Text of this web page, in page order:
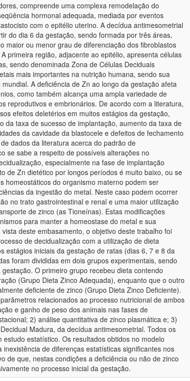
compreende uma complexa remodelação do
hormonal adequada, mediada por eventos
com o epitélio uterino. A decídua antimesometrial
do dia 6 da gestação, sendo formada por três áreas,
maior ou menor grau de diferenciação dos fibroblastos
primeira região, adjacente ao epitélio, apresenta células
sendo denominada Zona de Células Deciduais
mais importantes na nutrição humana, sendo sua
A deficiência de Zn ao longo da gestação afeta
como também alcança uma ampla variedade de
reprodutivos e embrionários. De acordo com a literatura,
efeitos deletérios em muitos estágios da gestação,
da taxa de sucesso de implantação, aumento da taxa de
da cavidade da blastocele e defeitos de fechamento
dados da literatura acerca do padrão de
se sabe a respeito de possíveis alterações no
especialmente na fase de implantação
de Zn dietético por longos períodos é muito baixo, ou se
homeostáticos do organismo materno podem ser
da ingestão do metal. Neste caso podem ocorrer
no trato gastrointestinal e renal e uma maior utilização
de zinco (as Tioneínas). Estas modificações
para manter a homeostase do metal e sua
deste embasamento, o objetivo deste trabalho foi
de decidualização com a utilização de dieta
estágios iniciais da gestação de ratas (dias 6, 7 e 8 da
foram divididas em dois grupos experimentais, sendo
O primeiro grupo recebeu dieta contendo
(Grupo Dieta Zinco Adequada), enquanto que o outro
deficiente de zinco (Grupo Dieta Zinco Deficiente).
relacionados ao processo nutricional de ambos
e ganho de peso dos animais nas fases de
2) análise quantitativa de zinco plasmática e; 3)
Madura, da decídua antimesometrial. Todos os
estatístico. Os resultados obtidos no modelo
de diferenças estatísticas significantes nos
de que, nestas condições a deficiência ou não de zinco
no processo inicial da gestação.